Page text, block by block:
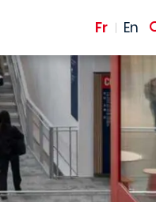
Fr En